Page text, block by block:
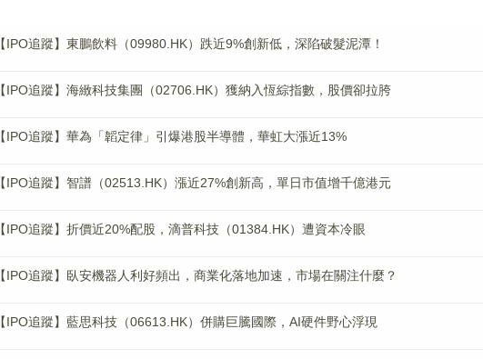
【IPO追蹤】東鵬飲料（09980.HK）跌近9%創新低，深陷破髮泥潭！
【IPO追蹤】海緻科技集團（02706.HK）獲納入恆綜指數，股價卻拉胯
【IPO追蹤】華為「韜定律」引爆港股半導體，華虹大漲近13%
【IPO追蹤】智譜（02513.HK）漲近27%創新高，單日市值增千億港元
【IPO追蹤】折價近20%配股，滴普科技（01384.HK）遭資本冷眼
【IPO追蹤】臥安機器人利好頻出，商業化落地加速，市場在關注什麼？
【IPO追蹤】藍思科技（06613.HK）併購巨騰國際，AI硬件野心浮現